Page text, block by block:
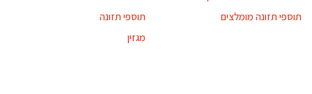
תוספי תזונה מומלצים
תוספי תזונה
מגזין